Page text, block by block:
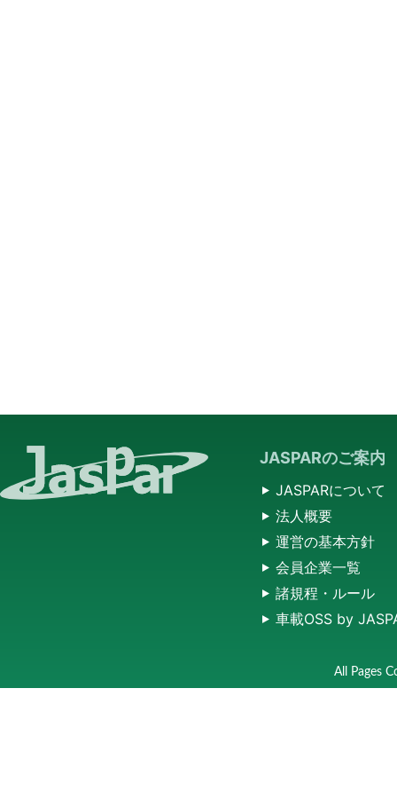
JASPARのご案内
JASPARについて
法人概要
運営の基本方針
会員企業一覧
諸規程・ルール
車載OSS by
All Pages